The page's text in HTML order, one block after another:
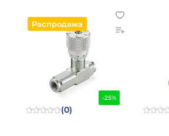
-25%
Распродажа
(0)